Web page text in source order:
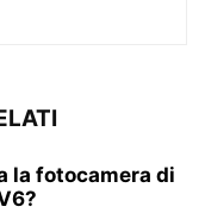
la fotocamera di